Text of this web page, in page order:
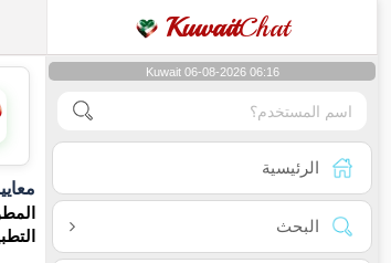
KuwaitChat
Kuwait 06-08-2026 06:16
الرئيسية
البحث